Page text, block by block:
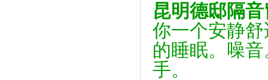
昆明德邸隔音
你一个安静
的睡眠。噪
手。